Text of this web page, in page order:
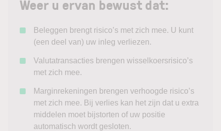
Weer u ervan bewust dat:
Beleggen brengt risico’s met zich mee. U kunt
(een deel van) uw inleg verliezen.
Valutatransacties brengen wisselkoersrisico’s
met zich mee.
Marginrekeningen brengen verhoogde risico’s
met zich mee. Bij verlies kan het zijn dat u extra
middelen moet bijstorten of uw positie
automatisch wordt gesloten.